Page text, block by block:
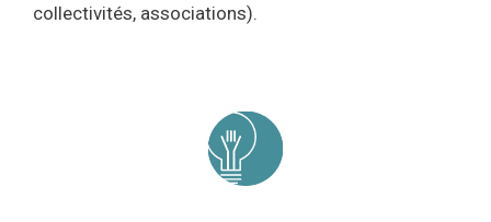
collectivités, associations).